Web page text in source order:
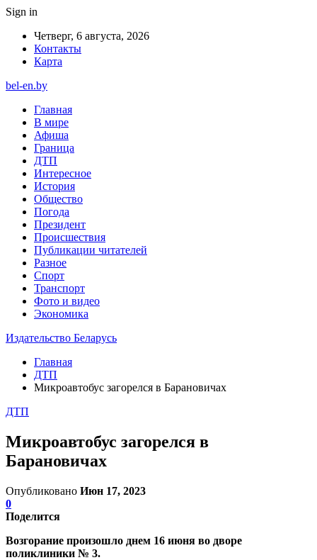
Sign in
Четверг, 6 августа, 2026
Контакты
Карта
bel-en.by
Главная
В мире
Афиша
Граница
ДТП
Интересное
История
Общество
Погода
Президент
Происшествия
Публикации читателей
Разное
Спорт
Транспорт
Фото и видео
Экономика
Издательство Беларусь
Главная
ДТП
Микроавтобус загорелся в Барановичах
ДТП
Микроавтобус загорелся в
Барановичах
Опубликовано Июн 17, 2023
0
Поделится
Возгорание произошло днем 16 июня во дворе
поликлиники № 3.